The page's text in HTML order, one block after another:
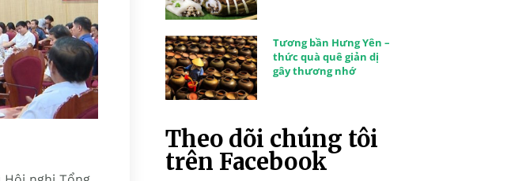
Tương bần Hưng Yên –
thức quà quê giản dị
gây thương nhớ
Theo dõi chúng tôi
trên Facebook